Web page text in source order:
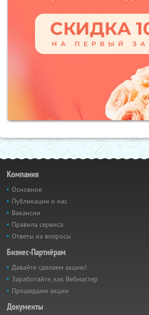
Компания
Основное
Публикации о нас
Вакансии
Правила сервиса
Ответы на вопросы
Бизнес-Партнёрам
Давайте сделаем акцию!
Заработайте, как Вебмастер
Прошедшие акции
Документы